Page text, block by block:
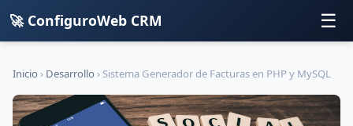
🚀 ConfiguroWeb CRM ☰
Inicio › Desarrollo › Sistema Generador de Facturas en PHP y MySQL